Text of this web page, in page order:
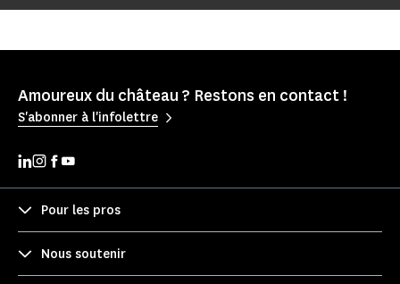
Amoureux du château ? Restons en contact !
S'abonner à l'infolettre
Pour les pros
Nous soutenir